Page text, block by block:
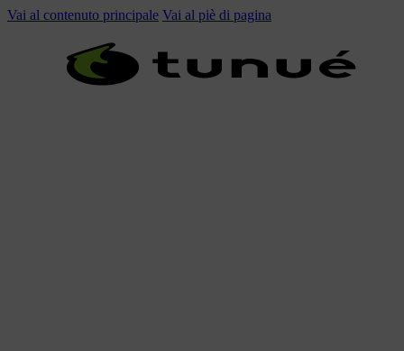
Vai al contenuto principale Vai al piè di pagina